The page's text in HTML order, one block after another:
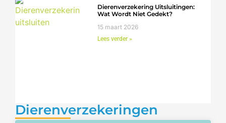
Dierenverzekering Uitsluitingen:
Wat Wordt Niet Gedekt?
15 maart 2026
Lees verder »
Dierenverzekeringen